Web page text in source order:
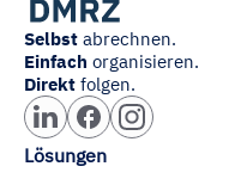
Selbst abrechnen.
Einfach organisieren.
Direkt folgen.
Lösungen